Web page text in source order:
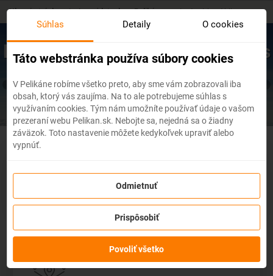
Skip
content
Hlavná stránka / Lacné letenky s Pelikánom / Austrian Airlines
Lacné letenky s Austrian Airlines
VIAC
Dostupnosť
Súhlas Detaily O cookies
Táto webstránka používa súbory cookies
V Pelikáne robíme všetko preto, aby sme vám zobrazovali iba
obsah, ktorý vás zaujíma. Na to ale potrebujeme súhlas s
využívaním cookies. Tým nám umožníte používať údaje o vašom
prezeraní webu Pelikan.sk. Nebojte sa, nejedná sa o žiadny
záväzok. Toto nastavenie môžete kedykoľvek upraviť alebo
vypnúť.
Odmietnuť
Prispôsobiť
Povoliť všetko